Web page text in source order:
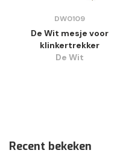
DW0109
De Wit mesje voor
klinkertrekker
De Wit
Recent bekeken